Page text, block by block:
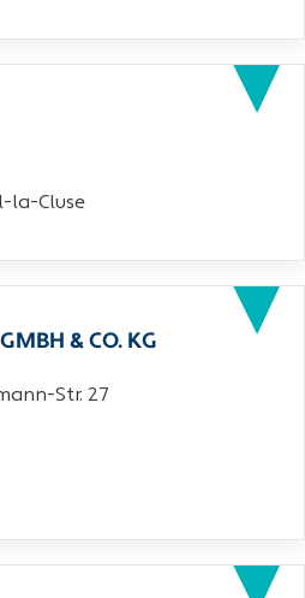
la-Cluse
& CO. KG
Str. 27